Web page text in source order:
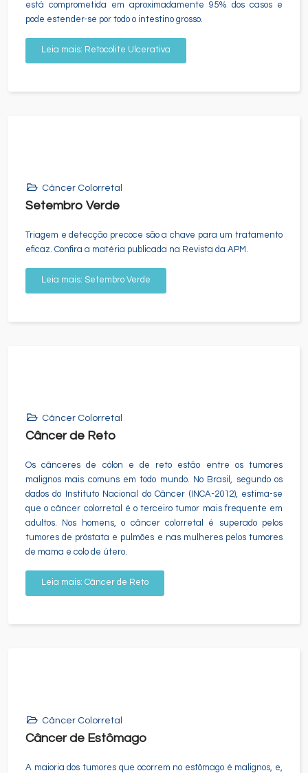
está comprometida em aproximadamente 95% dos casos e
pode estender-se por todo o intestino grosso.
Leia mais: Retocolite Ulcerativa
Câncer Colorretal
Setembro Verde
Triagem e detecção precoce são a chave para um tratamento
eficaz. Confira a matéria publicada na Revista da APM.
Leia mais: Setembro Verde
Câncer Colorretal
Câncer de Reto
Os cânceres de cólon e de reto estão entre os tumores
malignos mais comuns em todo mundo. No Brasil, segundo os
dados do Instituto Nacional do Câncer (INCA-2012), estima-se
que o câncer colorretal é o terceiro tumor mais frequente em
adultos. Nos homens, o câncer colorretal é superado pelos
tumores de próstata e pulmões e nas mulheres pelos tumores
de mama e colo de útero.
Leia mais: Câncer de Reto
Câncer Colorretal
Câncer de Estômago
A maioria dos tumores que ocorrem no estômago é malignos, e,